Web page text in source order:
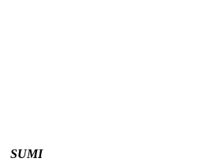
SUMI